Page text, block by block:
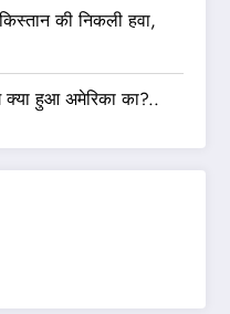
की निकली हवा,
हुआ अमेरिका का?..